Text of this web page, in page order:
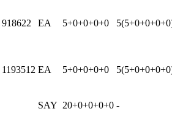
918622 EA 5+0+0+0+0
1193512 EA 5+0+0+0+0
SAY 20+0+0+0+0 -